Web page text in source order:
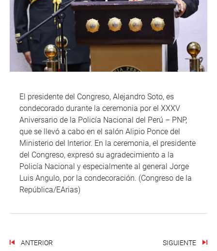
El presidente del Congreso, Alejandro Soto, es
condecorado durante la ceremonia por el XXXV
Aniversario de la Policía Nacional del Perú – PNP,
que se llevó a cabo en el salón Alipio Ponce del
Ministerio del Interior. En la ceremonia, el presidente
del Congreso, expresó su agradecimiento a la
Policía Nacional y especialmente al general Jorge
Luis Angulo, por la condecoración. (Congreso de la
República/EArias)
ANTERIOR SIGUIENTE